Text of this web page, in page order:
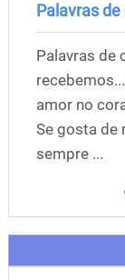
Palavras
Palavras de
amor no
Se gosta de
sempre ...